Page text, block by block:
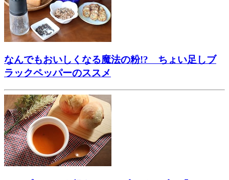
なんでもおいしくなる魔法の粉!? ちょい足しブ
ラックペッパーのススメ